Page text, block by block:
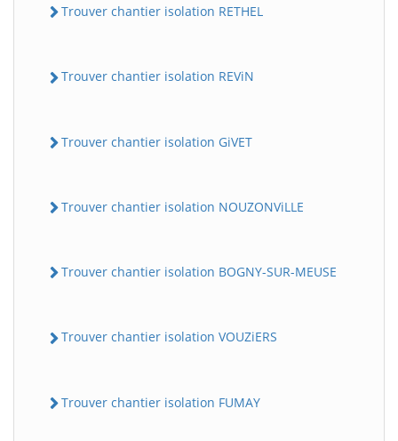
Trouver chantier isolation RETHEL
Trouver chantier isolation REViN
Trouver chantier isolation GiVET
Trouver chantier isolation NOUZONViLLE
Trouver chantier isolation BOGNY-SUR-MEUSE
Trouver chantier isolation VOUZiERS
Trouver chantier isolation FUMAY